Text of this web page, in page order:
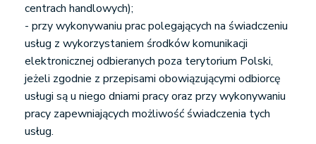
centrach handlowych);
- przy wykonywaniu prac polegających na świadczeniu
usług z wykorzystaniem środków komunikacji
elektronicznej odbieranych poza terytorium Polski,
jeżeli zgodnie z przepisami obowiązującymi odbiorcę
usługi są u niego dniami pracy oraz przy wykonywaniu
pracy zapewniających możliwość świadczenia tych
usług.